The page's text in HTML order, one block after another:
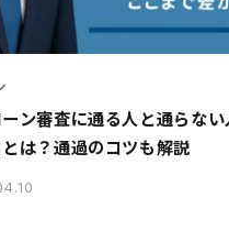
ン審査に通る人と通らな
は？通過のコツも解説